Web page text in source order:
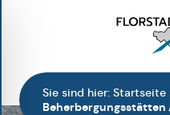
Sie sind hier: Startseite
Beherbergungsstätten